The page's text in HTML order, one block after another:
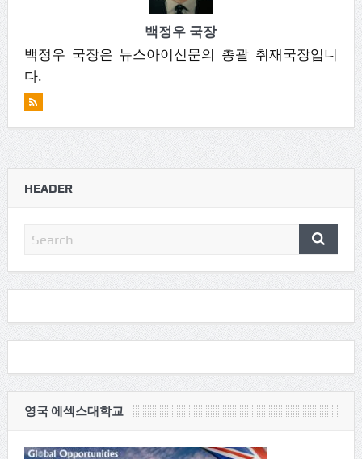
백정우 국장
백정우 국장은 뉴스아이신문의 총괄 취재국장입니
다.
HEADER
영국 에섹스대학교